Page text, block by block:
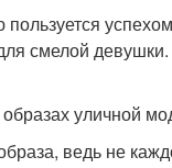
смелой
уличной
ведь не